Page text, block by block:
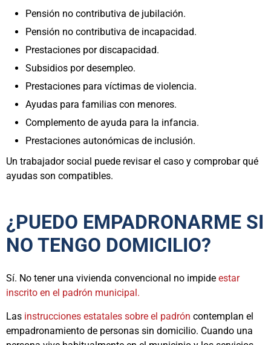
Pensión no contributiva de jubilación.
Pensión no contributiva de incapacidad.
Prestaciones por discapacidad.
Subsidios por desempleo.
Prestaciones para víctimas de violencia.
Ayudas para familias con menores.
Complemento de ayuda para la infancia.
Prestaciones autonómicas de inclusión.
Un trabajador social puede revisar el caso y comprobar qué
ayudas son compatibles.
¿PUEDO EMPADRONARME SI
NO TENGO DOMICILIO?
Sí. No tener una vivienda convencional no impide estar
inscrito en el padrón municipal.
Las instrucciones estatales sobre el padrón contemplan el
empadronamiento de personas sin domicilio. Cuando una